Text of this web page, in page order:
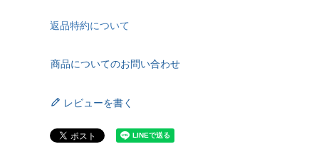
返品特約について
商品についてのお問い合わせ
レビューを書く